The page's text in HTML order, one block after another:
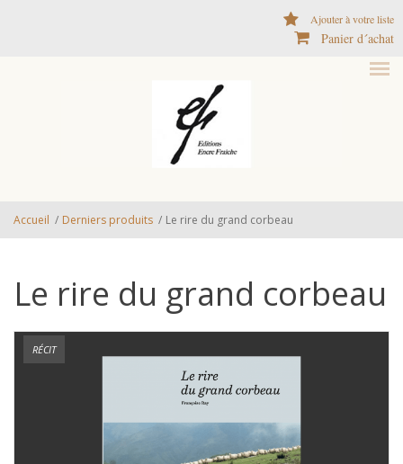
Ajouter à votre liste
Panier d´achat
Accueil / Derniers produits / Le rire du grand corbeau
Le rire du grand corbeau
RÉCIT